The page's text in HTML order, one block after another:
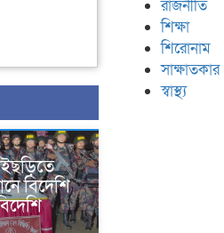
বিদেশি
রাজনীতি
শিক্ষা
শিরোনাম
সাক্ষাতকার
স্বাস্থ্য